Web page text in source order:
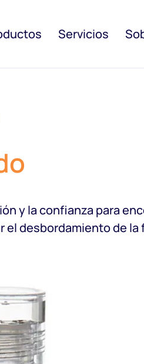
Servicios
y la confianza para
el desbordamiento de